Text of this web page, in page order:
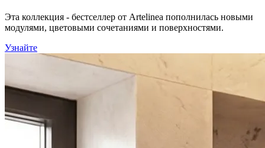
Эта коллекция - бестселлер от Artelinea пополнилась новыми
модулями, цветовыми сочетаниями и поверхностями.
Узнайте